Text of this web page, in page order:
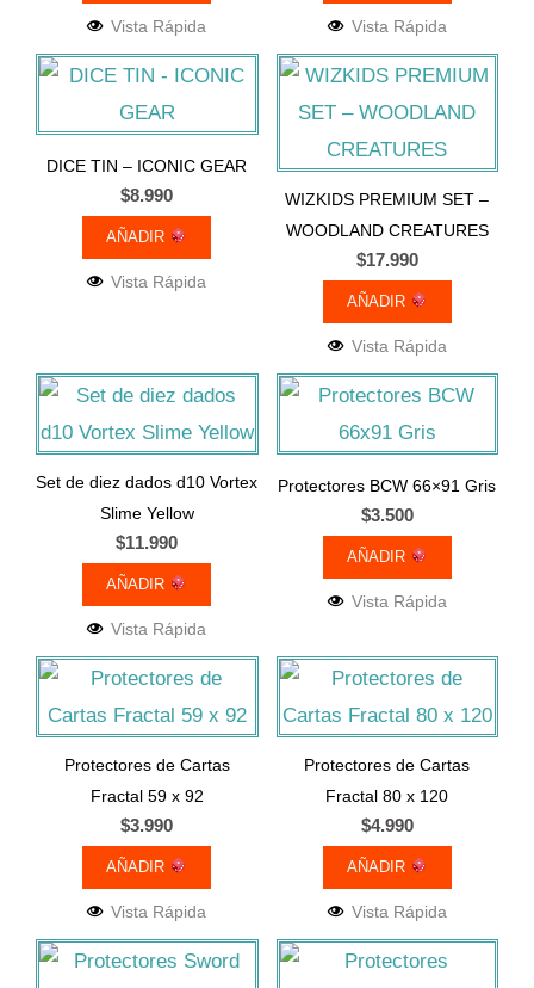
Vista Rápida Vista Rápida
DICE TIN – ICONIC GEAR
$8.990
AÑADIR
Vista Rápida
WIZKIDS PREMIUM SET –
WOODLAND CREATURES
$17.990
AÑADIR
Vista Rápida
Set de diez dados d10 Vortex
Slime Yellow
$11.990
AÑADIR
Vista Rápida
Protectores BCW 66×91 Gris
$3.500
AÑADIR
Vista Rápida
Protectores de Cartas
Fractal 59 x 92
$3.990
AÑADIR
Vista Rápida
Protectores de Cartas
Fractal 80 x 120
$4.990
AÑADIR
Vista Rápida